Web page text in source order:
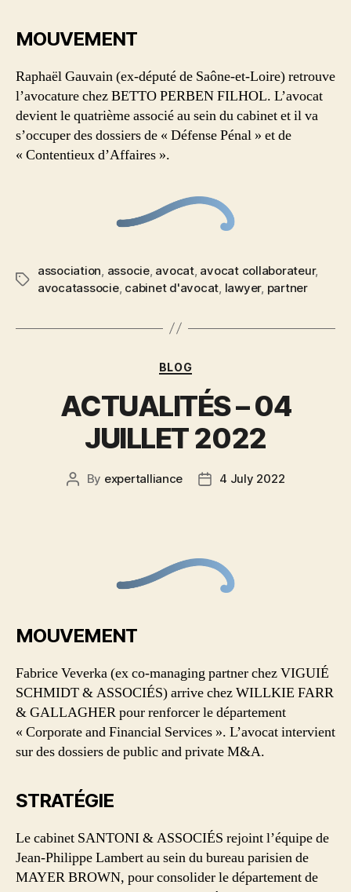
MOUVEMENT
Raphaël Gauvain (ex-député de Saône-et-Loire) retrouve
l’avocature chez BETTO PERBEN FILHOL. L’avocat
devient le quatrième associé au sein du cabinet et il va
s’occuper des dossiers de « Défense Pénal » et de
« Contentieux d’Affaires ».
association, associe, avocat, avocat collaborateur,
avocatassocie, cabinet d'avocat, lawyer, partner
BLOG
ACTUALITÉS – 04
JUILLET 2022
By expertalliance 4 July 2022
MOUVEMENT
Fabrice Veverka (ex co-managing partner chez VIGUIÉ
SCHMIDT & ASSOCIÉS) arrive chez WILLKIE FARR
& GALLAGHER pour renforcer le département
« Corporate and Financial Services ». L’avocat intervient
sur des dossiers de public and private M&A.
STRATÉGIE
Le cabinet SANTONI & ASSOCIÉS rejoint l’équipe de
Jean-Philippe Lambert au sein du bureau parisien de
MAYER BROWN, pour consolider le département de